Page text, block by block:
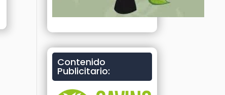
Contenido
Publicitario: